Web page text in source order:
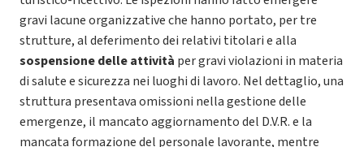
gravi lacune organizzative che hanno portato, per tre
strutture, al deferimento dei relativi titolari e alla
sospensione delle attività per gravi violazioni in materia
di salute e sicurezza nei luoghi di lavoro. Nel dettaglio, una
struttura presentava omissioni nella gestione delle
emergenze, il mancato aggiornamento del D.V.R. e la
mancata formazione del personale lavorante, mentre